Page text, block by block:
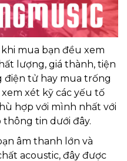
mua bạn đều xem
lượng, giá thành, tiện
điện tử hay mua trống
xem xét kỹ các yếu tố
hợp với mình nhất với
tin dưới đây.
âm thanh lớn và
acoustic, đây được